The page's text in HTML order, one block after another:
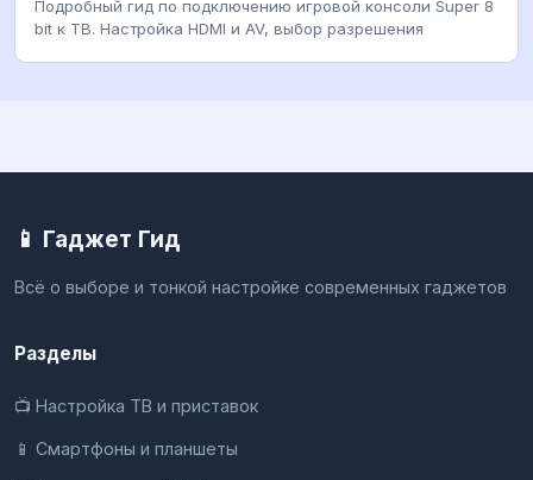
Подробный гид по подключению игровой консоли Super 8
bit к ТВ. Настройка HDMI и AV, выбор разрешения
📱 Гаджет Гид
Всё о выборе и тонкой настройке современных гаджетов
Разделы
📺 Настройка ТВ и приставок
📱 Смартфоны и планшеты